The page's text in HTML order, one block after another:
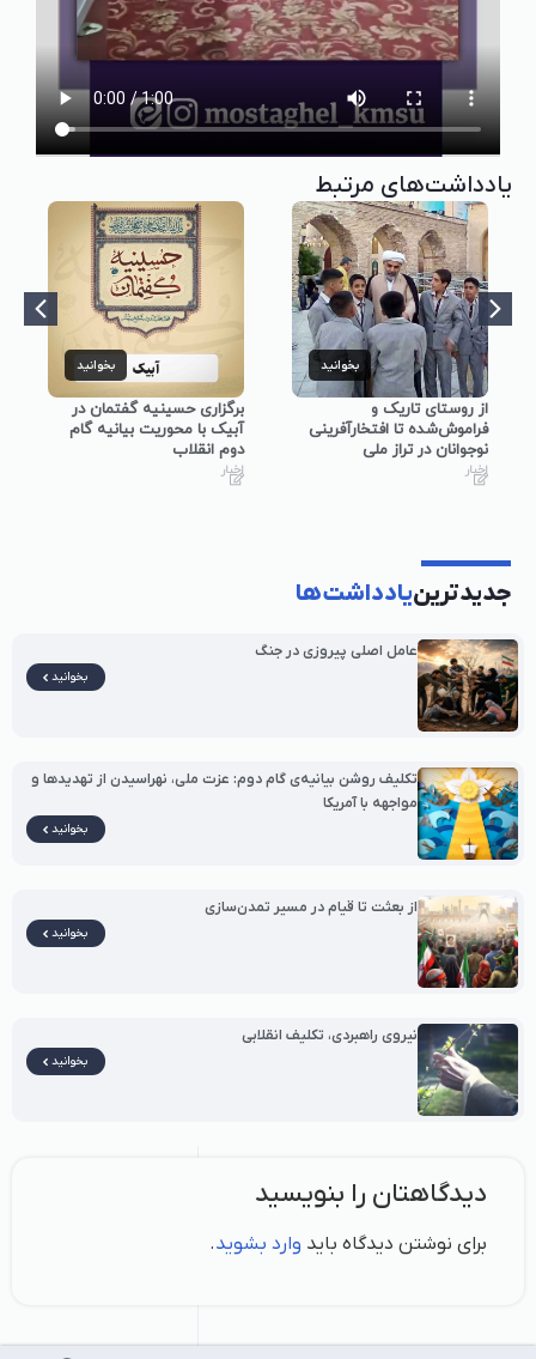
یادداشت‌های مرتبط
بخوانید
از روستای تاریک و
فراموش‌شده تا افتخارآفرینی
نوجوانان در تراز ملی
اخبار
بخوانید
برگزاری حسینیه گفتمان در
آبیک با محوریت بیانیه گام
دوم انقلاب
اخبار
جدیدترینیادداشت‌ها
عامل اصلی پیروزی در جنگ
بخوانید
تکلیف روشن بیانیه‌ی گام دوم: عزت ملی، نهراسیدن از تهدیدها و
مواجهه با آمریکا
بخوانید
از بعثت تا قیام در مسیر تمدن‌سازی
بخوانید
نیروی راهبردی، تکلیف انقلابی
بخوانید
دیدگاهتان را بنویسید
برای نوشتن دیدگاه باید وارد بشوید.